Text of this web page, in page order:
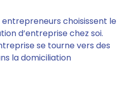
entrepreneurs choisissent le
d’entreprise chez soi.
se tourne vers des
la domiciliation